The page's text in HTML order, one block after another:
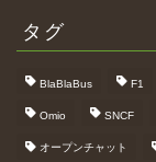
タグ
BlaBlaBus F1
Omio SNCF
オープンチャット